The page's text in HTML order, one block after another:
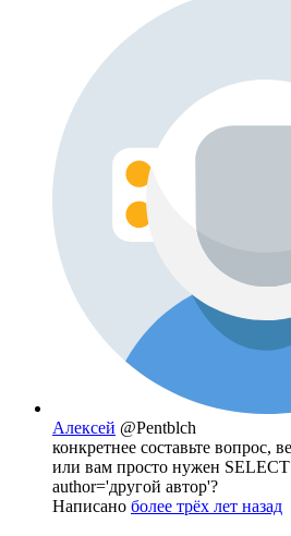
Алексей @Pentblch
конкретнее составьте вопрос,
или вам просто нужен
author='другой автор'?
Написано более трёх лет назад